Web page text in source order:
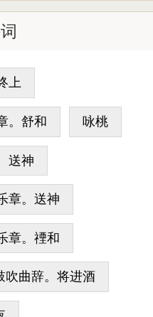
上
。舒和 咏桃
送神
章。送神
章。禋和
吹曲辞。将进酒